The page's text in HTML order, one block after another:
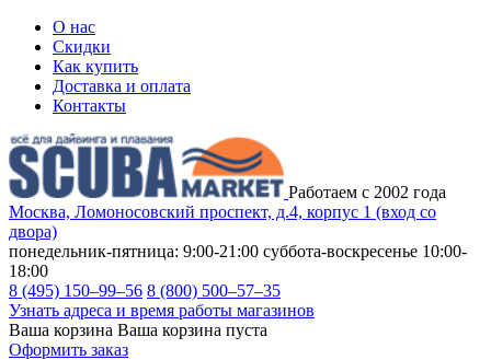
О нас
Скидки
Как купить
Доставка и оплата
Контакты
Работаем с 2002 года
Москва, Ломоносовский проспект, д.4, корпус 1 (вход со
двора)
понедельник-пятница: 9:00-21:00 суббота-воскресенье 10:00-
18:00
8 (495) 150–99–56 8 (800) 500–57–35
Узнать адреса и время работы магазинов
Ваша корзина Ваша корзина пуста
Оформить заказ